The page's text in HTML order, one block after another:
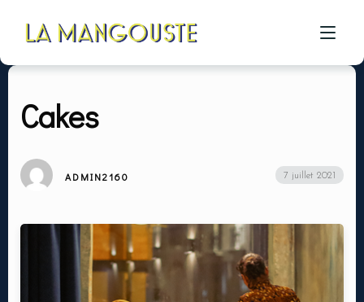
ACCUEIL
CÔTÉ BAR
A PROPOS
GALERIE
Cakes
ADMIN2160 7 juillet 2021